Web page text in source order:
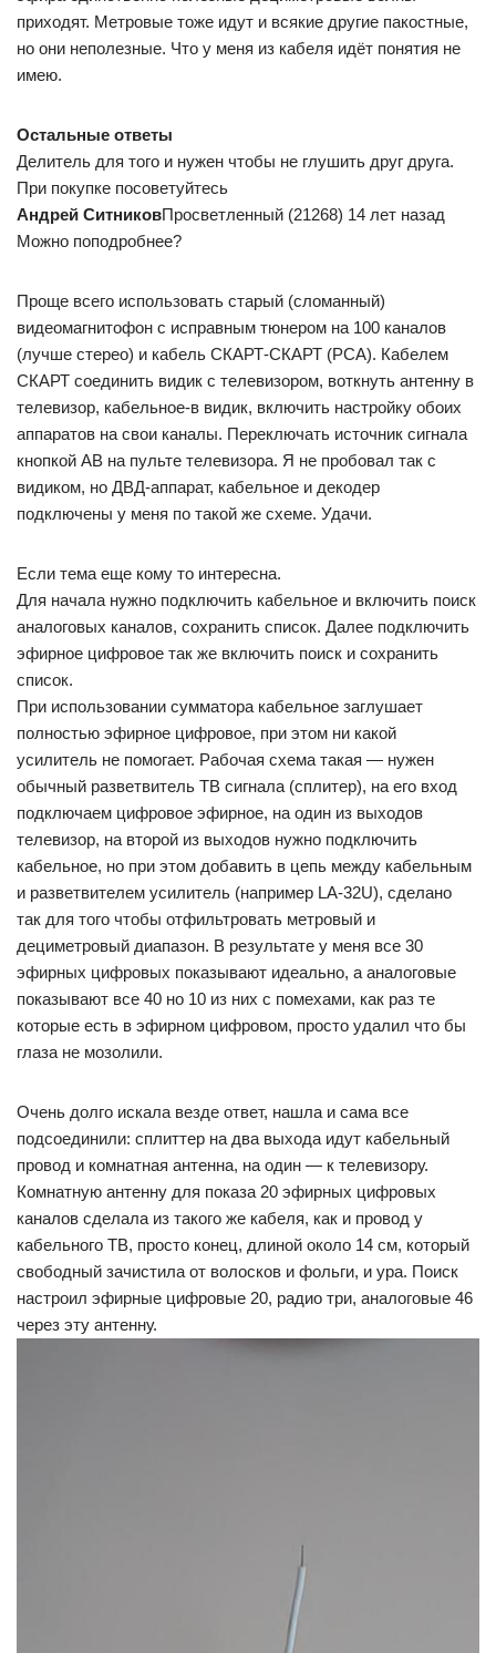
приходят. Метровые тоже идут и всякие другие пакостные,
но они неполезные. Что у меня из кабеля идёт понятия не
имею.
Остальные ответы
Делитель для того и нужен чтобы не глушить друг друга.
При покупке посоветуйтесь
Андрей СитниковПросветленный (21268) 14 лет назад
Можно поподробнее?
Проще всего использовать старый (сломанный)
видеомагнитофон с исправным тюнером на 100 каналов
(лучше стерео) и кабель СКАРТ-СКАРТ (РСА). Кабелем
СКАРТ соединить видик с телевизором, воткнуть антенну в
телевизор, кабельное-в видик, включить настройку обоих
аппаратов на свои каналы. Переключать источник сигнала
кнопкой АВ на пульте телевизора. Я не пробовал так с
видиком, но ДВД-аппарат, кабельное и декодер
подключены у меня по такой же схеме. Удачи.
Если тема еще кому то интересна.
Для начала нужно подключить кабельное и включить поиск
аналоговых каналов, сохранить список. Далее подключить
эфирное цифровое так же включить поиск и сохранить
список.
При использовании сумматора кабельное заглушает
полностью эфирное цифровое, при этом ни какой
усилитель не помогает. Рабочая схема такая — нужен
обычный разветвитель ТВ сигнала (сплитер), на его вход
подключаем цифровое эфирное, на один из выходов
телевизор, на второй из выходов нужно подключить
кабельное, но при этом добавить в цепь между кабельным
и разветвителем усилитель (например LA-32U), сделано
так для того чтобы отфильтровать метровый и
дециметровый диапазон. В результате у меня все 30
эфирных цифровых показывают идеально, а аналоговые
показывают все 40 но 10 из них с помехами, как раз те
которые есть в эфирном цифровом, просто удалил что бы
глаза не мозолили.
Очень долго искала везде ответ, нашла и сама все
подсоединили: сплиттер на два выхода идут кабельный
провод и комнатная антенна, на один — к телевизору.
Комнатную антенну для показа 20 эфирных цифровых
каналов сделала из такого же кабеля, как и провод у
кабельного ТВ, просто конец, длиной около 14 см, который
свободный зачистила от волосков и фольги, и ура. Поиск
настроил эфирные цифровые 20, радио три, аналоговые 46
через эту антенну.